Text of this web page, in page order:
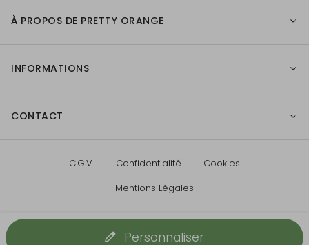
Personnaliser
À PROPOS DE PRETTY ORANGE
INFORMATIONS
CONTACT
C.G.V. Confidentialité
Cookies
Mentions Légales